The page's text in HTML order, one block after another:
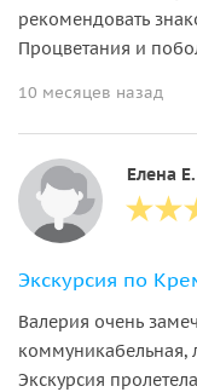
рекомендовать
Процветания и
10 месяцев назад
Елена Е.
Экскурсия по
Валерия очень
коммуникабельная,
Экскурсия